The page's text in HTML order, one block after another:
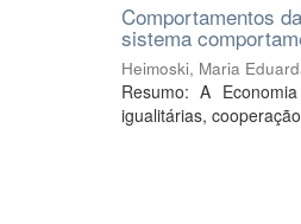
Comportamentos
sistema
Heimoski, Maria
Resumo: A
igualitárias,